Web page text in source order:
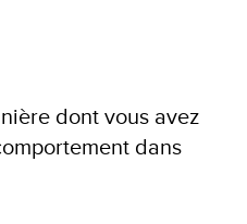
dont vous avez
dans